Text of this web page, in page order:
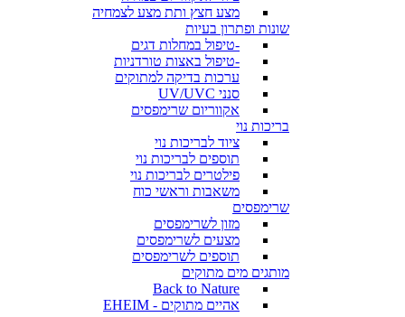
מצע חצץ ותת מצע לצמחיה
שונות ופתרון בעיות
-טיפול במחלות דגים
-טיפול באצות טורדניות
ערכות בדיקה למתוקים
סנני UV/UVC
אקווריום שרימפסים
בריכות נוי
ציוד לבריכות נוי
תוספים לבריכות נוי
פילטרים לבריכות נוי
משאבות וראשי כוח
שרימפסים
מזון לשרימפסים
מצעים לשרימפסים
תוספים לשרימפסים
מותגים מים מתוקים
Back to Nature
אהיים מתוקים - EHEIM